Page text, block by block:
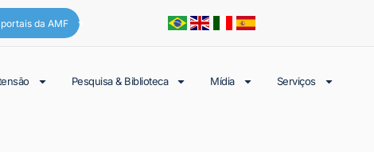
da AMF
Pesquisa & Biblioteca Mídia Serviços